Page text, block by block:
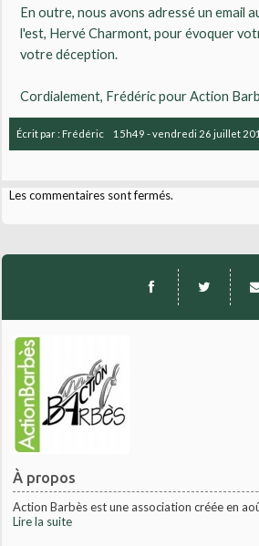
À propos
Action Barbès est une association créée en
Lire la suite
En outre, nous avons adressé un email
l'est, Hervé Charmont, pour évoquer
votre déception.
Cordialement, Frédéric pour Action
Écrit par : Frédéric 15h49 -vendredi 26 juillet
Les commentaires sont fermés.